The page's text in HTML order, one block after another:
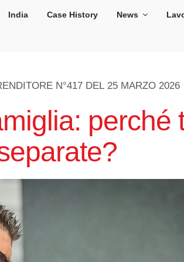
India Case History News
N°417 DEL 25 MARZO 2026
perché